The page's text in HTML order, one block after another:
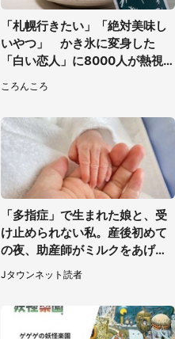
「札幌行きたい」「絶対美味し
いやつ」 かき氷に変身した
「白い恋人」に8000人が熱視
ころんころ
「多指症」で生まれた娘と、受
け止められない私。産後初めて
の夜、助産師がミルクをあげて
るのを見て...（静岡県・20代女
性）
Jタウンネット読者